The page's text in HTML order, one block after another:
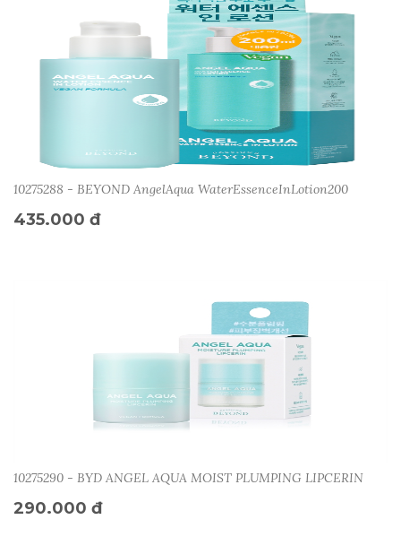
10275288 - BEYOND AngelAqua WaterEssenceInLotion200
435.000 đ
10275290 - BYD ANGEL AQUA MOIST PLUMPING LIPCERIN
290.000 đ